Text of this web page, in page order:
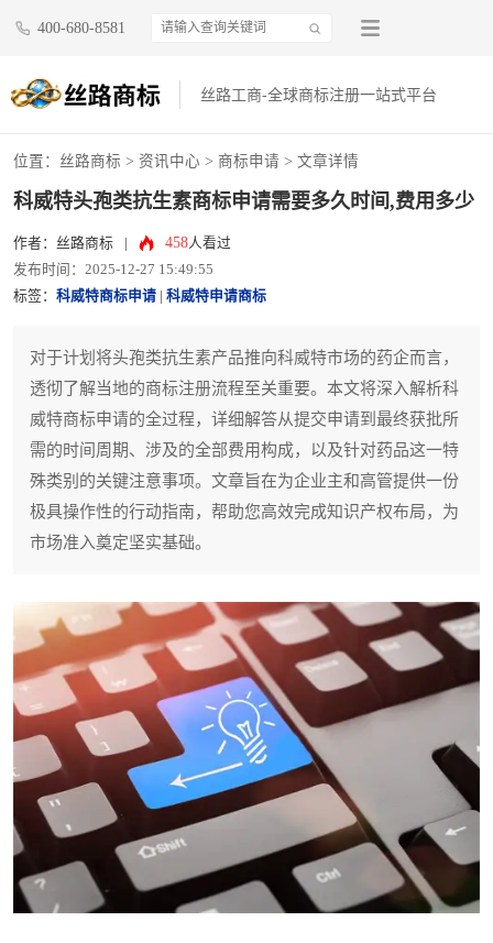
400-680-8581
丝路工商-全球商标注册一站式平台
位置： 丝路商标 > 资讯中心 > 商标申请 > 文章详情
科威特头孢类抗生素商标申请需要多久时间,费用多少
作者：丝路商标 458人看过
发布时间：2025-12-27 15:49:55
标签： 科威特商标申请 科威特申请商标
对于计划将头孢类抗生素产品推向科威特市场的药企而言，
透彻了解当地的商标注册流程至关重要。本文将深入解析科
威特商标申请的全过程，详细解答从提交申请到最终获批所
需的时间周期、涉及的全部费用构成，以及针对药品这一特
殊类别的关键注意事项。文章旨在为企业主和高管提供一份
极具操作性的行动指南，帮助您高效完成知识产权布局，为
市场准入奠定坚实基础。